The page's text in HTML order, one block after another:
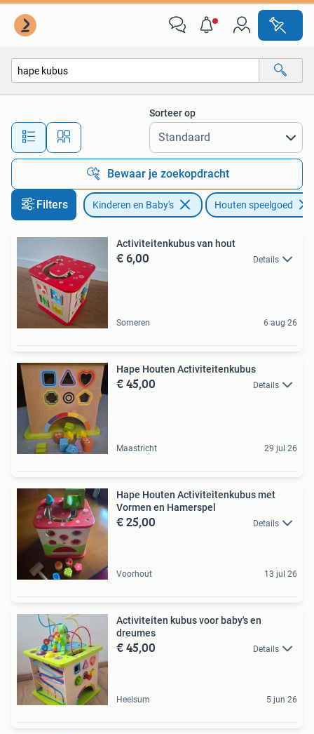
Alle afstanden…
Sorteer op
Bewaar je zoekopdracht
Filters Kinderen en Baby's Houten speelgoed
Activiteitenkubus van hout
€ 6,00 Details
Someren 6 aug 26
Hape Houten Activiteitenkubus
€ 45,00 Details
Maastricht 29 jul 26
Hape Houten Activiteitenkubus met
Vormen en Hamerspel
€ 25,00 Details
Voorhout 13 jul 26
Activiteiten kubus voor baby's en
dreumes
€ 45,00 Details
Heelsum 5 jun 26